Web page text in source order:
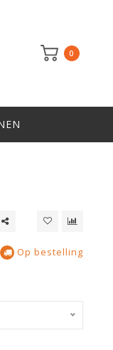
0
Op bestelling